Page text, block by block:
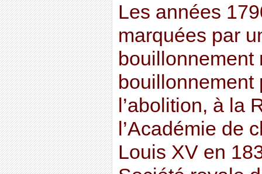
Les années
marquées par
bouillonnement
bouillonnement
l’abolition, à la
l’Académie de
Louis XV en